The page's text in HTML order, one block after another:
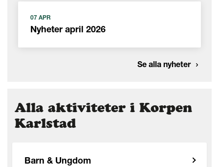
07 APR
Nyheter april 2026
Se alla nyheter
Alla aktiviteter i Korpen
Karlstad
Barn & Ungdom